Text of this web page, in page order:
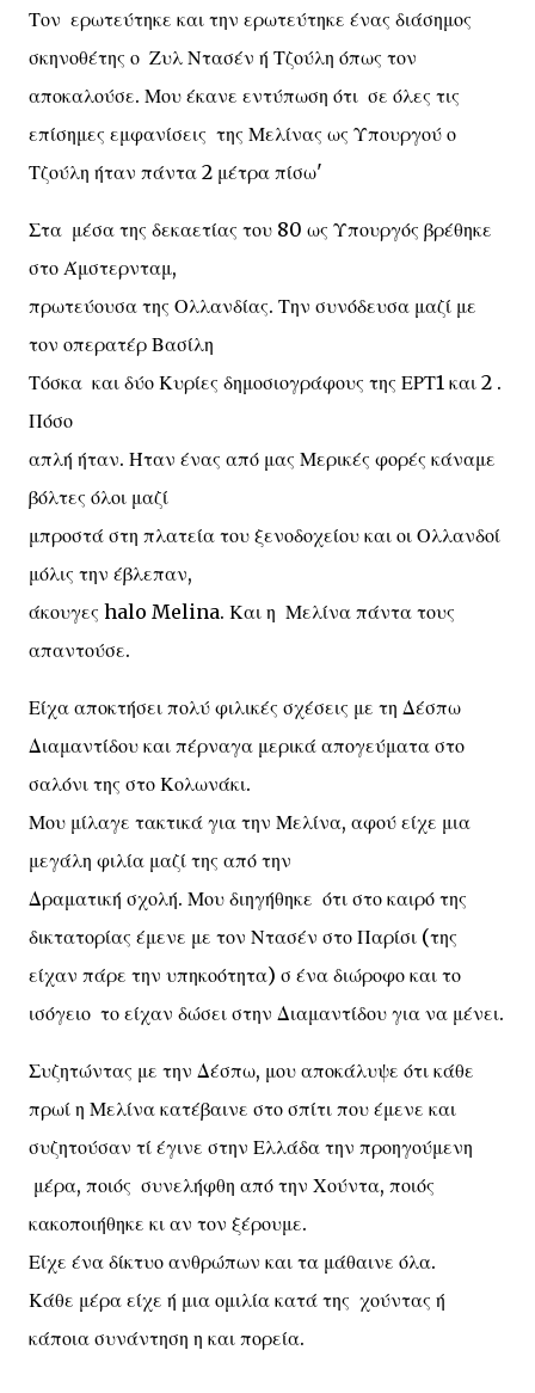
Τον ερωτεύτηκε και την ερωτεύτηκε ένας διάσημος
σκηνοθέτης ο Ζυλ Ντασέν ή Τζούλη όπως τον
αποκαλούσε. Μου έκανε εντύπωση ότι σε όλες τις
επίσημες εμφανίσεις της Μελίνας ως Υπουργού ο
Τζούλη ήταν πάντα 2 μέτρα πίσω'
Στα μέσα της δεκαετίας του 80 ως Υπουργός βρέθηκε
στο Άμστερνταμ,
πρωτεύουσα της Ολλανδίας. Την συνόδευσα μαζί με
τον οπερατέρ Βασίλη
Τόσκα και δύο Κυρίες δημοσιογράφους της ΕΡΤ1 και 2 .
Πόσο
απλή ήταν. Ήταν ένας από μας Μερικές φορές κάναμε
βόλτες όλοι μαζί
μπροστά στη πλατεία του ξενοδοχείου και οι Ολλανδοί
μόλις την έβλεπαν,
άκουγες halo Melina. Και η Μελίνα πάντα τους
απαντούσε.
Είχα αποκτήσει πολύ φιλικές σχέσεις με τη Δέσπω
Διαμαντίδου και πέρναγα μερικά απογεύματα στο
σαλόνι της στο Κολωνάκι.
Μου μίλαγε τακτικά για την Μελίνα, αφού είχε μια
μεγάλη φιλία μαζί της από την
Δραματική σχολή. Μου διηγήθηκε ότι στο καιρό της
δικτατορίας έμενε με τον Ντασέν στο Παρίσι (της
είχαν πάρε την υπηκοότητα) σ ένα διώροφο και το
ισόγειο το είχαν δώσει στην Διαμαντίδου για να μένει.
Συζητώντας με την Δέσπω, μου αποκάλυψε ότι κάθε
πρωί η Μελίνα κατέβαινε στο σπίτι που έμενε και
συζητούσαν τί έγινε στην Ελλάδα την προηγούμενη
μέρα, ποιός συνελήφθη από την Χούντα, ποιός
κακοποιήθηκε κι αν τον ξέρουμε.
Είχε ένα δίκτυο ανθρώπων και τα μάθαινε όλα.
Κάθε μέρα είχε ή μια ομιλία κατά της χούντας ή
κάποια συνάντηση η και πορεία.